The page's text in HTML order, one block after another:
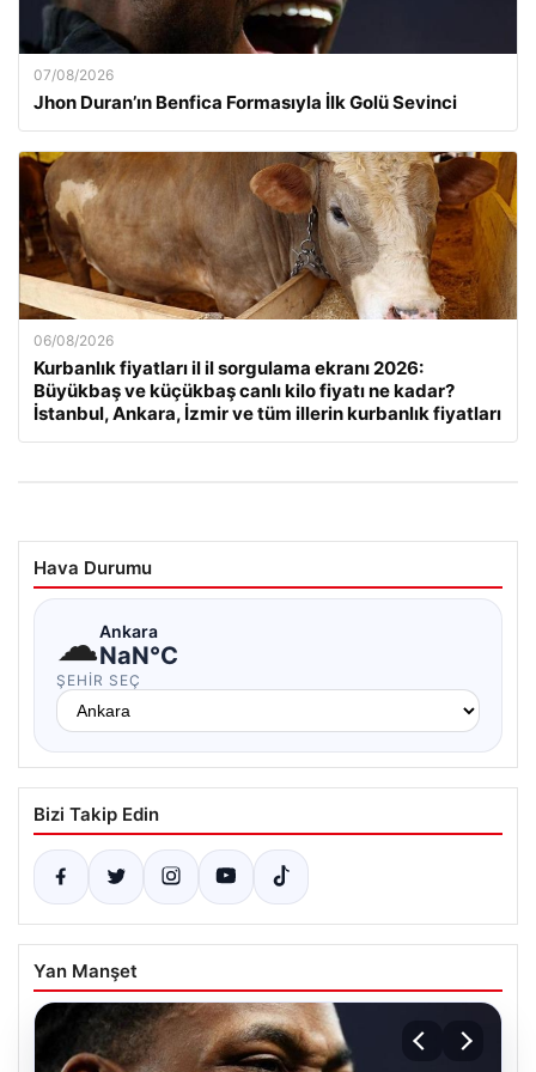
07/08/2026
Jhon Duran’ın Benfica Formasıyla İlk Golü Sevinci
06/08/2026
Kurbanlık fiyatları il il sorgulama ekranı 2026:
Büyükbaş ve küçükbaş canlı kilo fiyatı ne kadar?
İstanbul, Ankara, İzmir ve tüm illerin kurbanlık fiyatları
Hava Durumu
☁Ankara
NaN°C
ŞEHIR SEÇ
Bizi Takip Edin
Yan Manşet